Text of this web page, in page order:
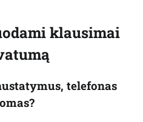
klausimai
telefonas